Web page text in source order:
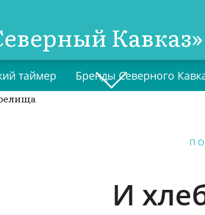
Кавказ»
таймер Бренды Северного
И